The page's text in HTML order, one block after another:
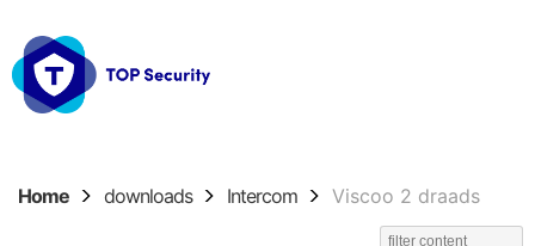
Home downloads Intercom Viscoo 2 draads